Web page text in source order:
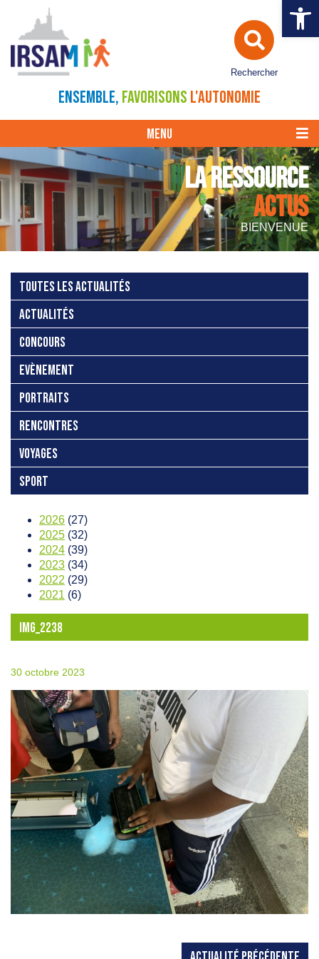
Ouvrir
Rechercher
ENSEMBLE, FAVORISONS L'AUTONOMIE
MENU
LA RESSOURCE
ACTUS
BIENVENUE
TOUTES LES ACTUALITÉS
ACTUALITÉS
CONCOURS
EVÈNEMENT
PORTRAITS
RENCONTRES
VOYAGES
SPORT
2026 (27)
2025 (32)
2024 (39)
2023 (34)
2022 (29)
2021 (6)
IMG_2238
30 octobre 2023